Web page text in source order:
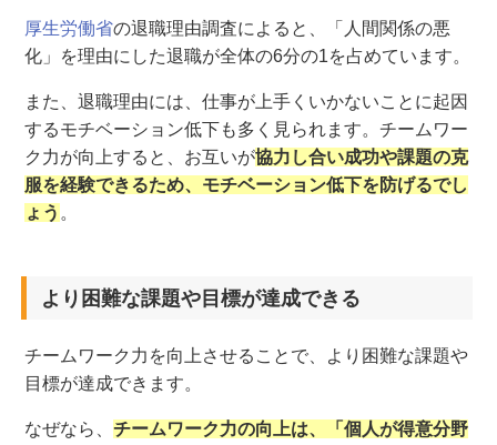
厚生労働省の退職理由調査によると、「人間関係の悪
化」を理由にした退職が全体の6分の1を占めています。
また、退職理由には、仕事が上手くいかないことに起因
するモチベーション低下も多く見られます。チームワー
ク力が向上すると、お互いが協力し合い成功や課題の克
服を経験できるため、モチベーション低下を防げるでし
ょう 。
より困難な課題や目標が達成できる
チームワーク力を向上させることで、より困難な課題や
目標が達成できます。
なぜなら、チームワーク力の向上は、「個人が得意分野